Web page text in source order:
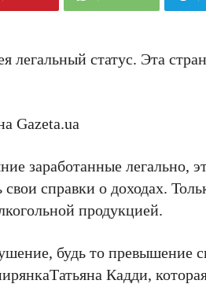
статус. Эта
Gazeta.ua
заработанные легально,
справки о доходах.
продукцией.
будь то превышение
Кадди,